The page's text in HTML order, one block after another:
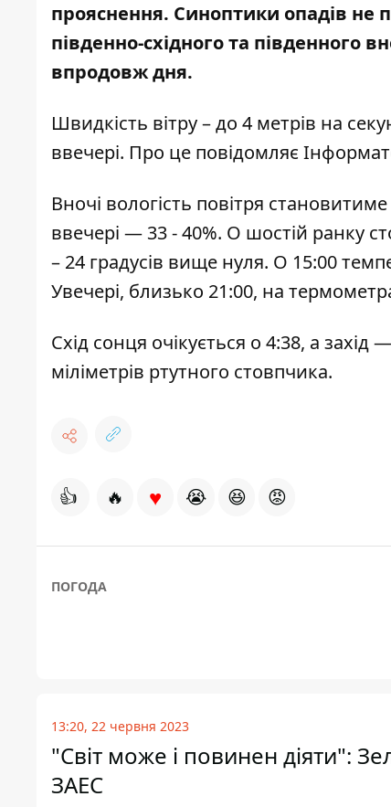
прояснення. Синоптики опадів не
південно-східного та південного
впродовж дня.
Швидкість вітру – до 4 метрів на
ввечері. Про це повідомляє
Вночі вологість повітря
ввечері — 33 - 40%. О шостій ранку
– 24 градусів вище нуля. О 15:00
Увечері, близько 21:00, на
Схід сонця очікується о 4:38, а
міліметрів ртутного стовпчика.
👍 🔥 ♥ 😭 😆 😡
ПОГОДА
13:20, 22 червня 2023
"Світ може і повинен діяти":
ЗАЕС